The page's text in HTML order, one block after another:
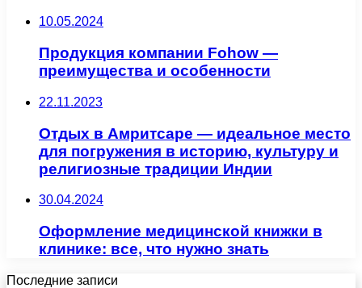
10.05.2024
Продукция компании Fohow —
преимущества и особенности
22.11.2023
Отдых в Амритсаре — идеальное место
для погружения в историю, культуру и
религиозные традиции Индии
30.04.2024
Оформление медицинской книжки в
клинике: все, что нужно знать
Последние записи